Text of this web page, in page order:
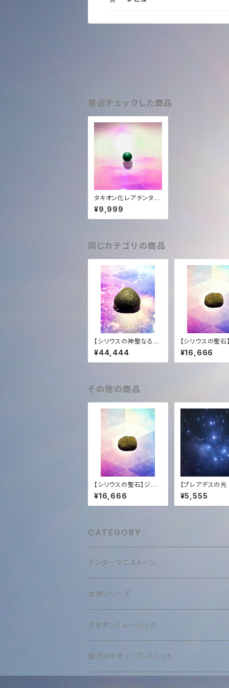
最近チェックした商品
タキオン化レアチンター
マニAtacama✨
¥9,999
同じカテゴリの商品
【シリウスの神聖なる大
宝】マスターサイズ・チン
ターマニストーン (10.5
g)｜至高の光のアンカ
¥44,444
【シリウスの聖石
ムグレード・チン
ニストーン
高の透明度 ＋
¥16,666
その他の商品
【シリウスの聖石】ジェ
ムグレード・チンターマ
ニストーン (5.4g)｜至
高の透明度 ＋ 恒久的
¥16,666
【プレアデスの
ソウルメイト】
直伝・遠隔レイ
グ（15分）＋
ealing Heart
¥5,555
CATEGORY
チンターマニストーン
女神シリーズ
タキオンミュージック
銀河タキオン・ブレスレット